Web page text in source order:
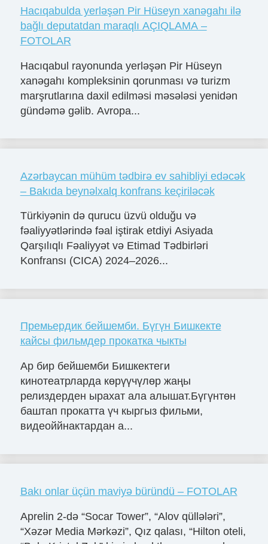
Hacıqabulda yerləşən Pir Hüseyn xanəgahı ilə
bağlı deputatdan maraqlı AÇIQLAMA –
FOTOLAR
Hacıqabul rayonunda yerləşən Pir Hüseyn
xanəgahı kompleksinin qorunması və turizm
marşrutlarına daxil edilməsi məsələsi yenidən
gündəmə gəlib. Avropa...
Azərbaycan mühüm tədbirə ev sahibliyi edəcək
– Bakıda beynəlxalq konfrans keçiriləcək
Türkiyənin də qurucu üzvü olduğu və
fəaliyyətlərində fəal iştirak etdiyi Asiyada
Qarşılıqlı Fəaliyyət və Etimad Tədbirləri
Konfransı (CICA) 2024–2026...
Премьердик бейшемби. Бүгүн Бишкекте
кайсы фильмдер прокатка чыкты
Ар бир бейшемби Бишкектеги
кинотеатрларда көрүүчүлөр жаңы
релиздерден ырахат ала алышат.Бүгүнтөн
баштап прокатта үч кыргыз фильми,
видеоййнактардан а...
Bakı onlar üçün maviyə büründü – FOTOLAR
Aprelin 2-də “Socar Tower”, “Alov qüllələri”,
“Xəzər Media Mərkəzi”, Qız qalası, “Hilton oteli,